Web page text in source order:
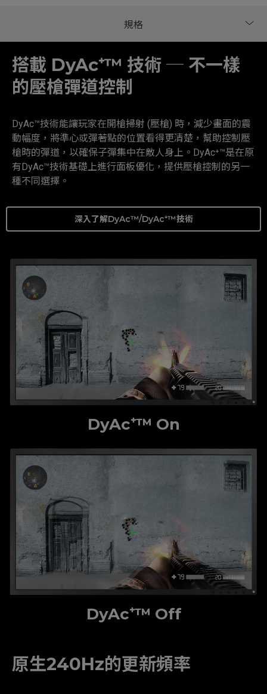
搭載 DyAc⁺™ 技術 ─ 不一樣
的壓槍彈道控制
DyAc™技術能讓玩家在開槍掃射 (壓槍) 時，減少畫面的震
動幅度，將準心或彈著點的位置看得更清楚，幫助控制壓
槍時的彈道，以確保子彈集中在敵人身上。DyAc⁺™是在原
有DyAc™技術基礎上進行面板優化，提供壓槍控制的另一
種不同選擇。
深入了解DyAc™/DyAc⁺™技術
DyAc⁺™ On
DyAc⁺™ Off
原生240Hz的更新頻率